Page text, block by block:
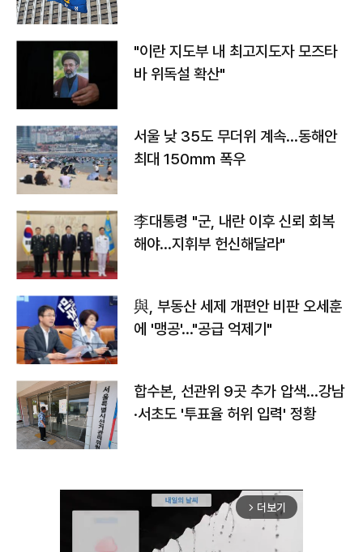
"이란 지도부 내 최고지도자 모즈타
바 위독설 확산"
서울 낮 35도 무더위 계속…동해안
최대 150㎜ 폭우
李대통령 "군, 내란 이후 신뢰 회복
해야…지휘부 헌신해달라"
與, 부동산 세제 개편안 비판 오세훈
에 '맹공'…"공급 억제기"
합수본, 선관위 9곳 추가 압색…강남
·서초도 '투표율 허위 입력' 정황
arrow_forward_ios 더보기